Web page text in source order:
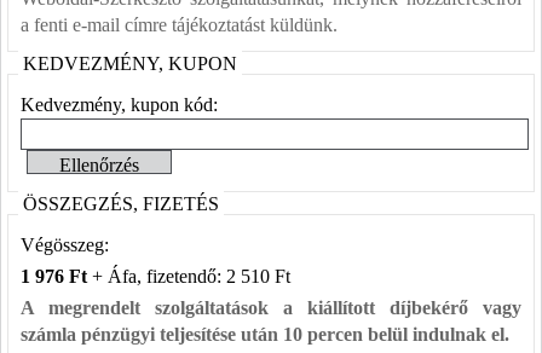
a fenti e-mail címre tájékoztatást küldünk.
KEDVEZMÉNY, KUPON
Kedvezmény, kupon kód:
ÖSSZEGZÉS, FIZETÉS
Végösszeg:
1 976 Ft + Áfa, fizetendő: 2 510 Ft
A megrendelt szolgáltatások a kiállított díjbekérő vagy
számla pénzügyi teljesítése után 10 percen belül indulnak el.